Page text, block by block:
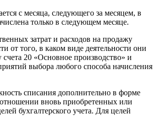
с месяца, следующего за месяцем, в
только в следующем месяце.
затрат и расходов на продажу
от того, в каком виде деятельности они
счета 20 «Основное производство» и
выбора любого способа начисления
списания дополнительно в форме
отношении вновь приобретенных или
бухгалтерского учета. Для целей